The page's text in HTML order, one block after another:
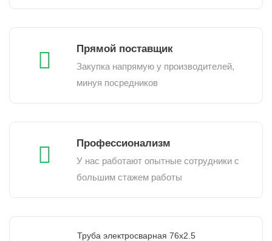
Прямой поставщик
Закупка напрямую у производителей,
минуя посредников
Профессионализм
У нас работают опытные сотрудники с
большим стажем работы
Труба электросварная 76х2.5